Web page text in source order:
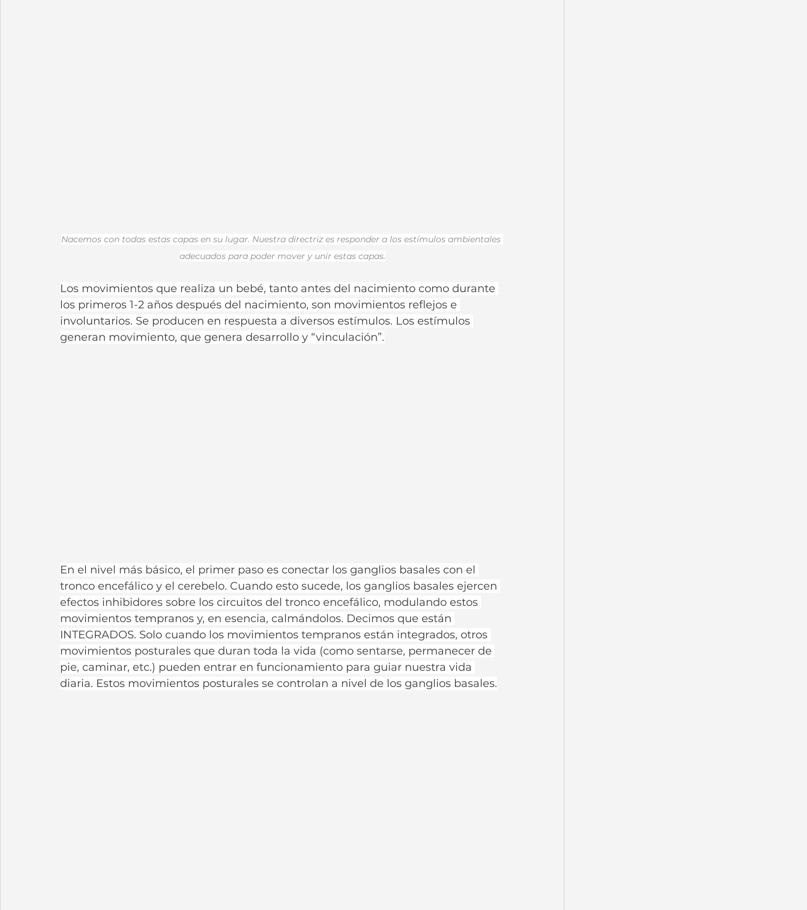
Nacemos con todas estas capas en su lugar. Nuestra directriz es responder a los estímulos ambientales
adecuados para poder mover y unir estas capas.
Los movimientos que realiza un bebé, tanto antes del nacimiento como durante
los primeros 1-2 años después del nacimiento, son movimientos reflejos e
involuntarios. Se producen en respuesta a diversos estímulos. Los estímulos
generan movimiento, que genera desarrollo y “vinculación”.
En el nivel más básico, el primer paso es conectar los ganglios basales con el
tronco encefálico y el cerebelo. Cuando esto sucede, los ganglios basales ejercen
efectos inhibidores sobre los circuitos del tronco encefálico, modulando estos
movimientos tempranos y, en esencia, calmándolos. Decimos que están
INTEGRADOS. Solo cuando los movimientos tempranos están integrados, otros
movimientos posturales que duran toda la vida (como sentarse, permanecer de
pie, caminar, etc.) pueden entrar en funcionamiento para guiar nuestra vida
diaria. Estos movimientos posturales se controlan a nivel de los ganglios basales.